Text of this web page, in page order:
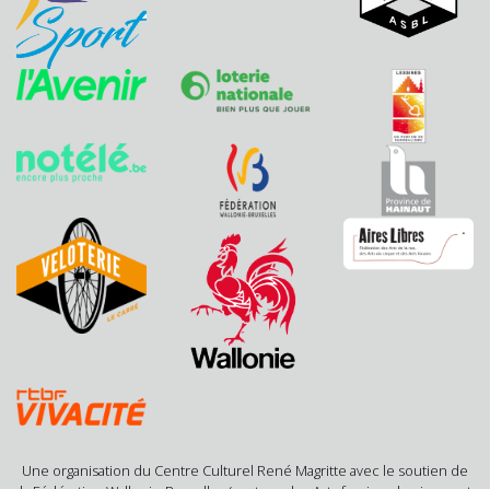
Une organisation du Centre Culturel René Magritte avec le soutien de